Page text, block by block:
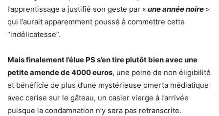
l’apprentissage a justifié son geste par « une année noire »
qui l’aurait apparemment poussé à commettre cette
“indélicatesse”.
Mais finalement l’élue PS s’en tire plutôt bien avec une
petite amende de 4000 euros, une peine de non éligibilité
et bénéficie de plus d’une mystérieuse omerta médiatique
avec cerise sur le gâteau, un casier vierge à l’arrivée
puisque la condamnation n’y sera pas retranscrite.